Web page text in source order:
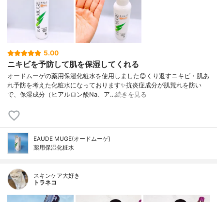
5.00
ニキビを予防して肌を保湿してくれる
オードムーゲの薬用保湿化粧水を使用しました😊くり返すニキビ・肌あ
れ予防を考えた化粧水になっております✨抗炎症成分が肌荒れを防い
で、保湿成分（ヒアルロン酸Na、ア…続きを見る
EAUDE MUGE(オードムーゲ)
薬用保湿化粧水
スキンケア大好き
トラネコ